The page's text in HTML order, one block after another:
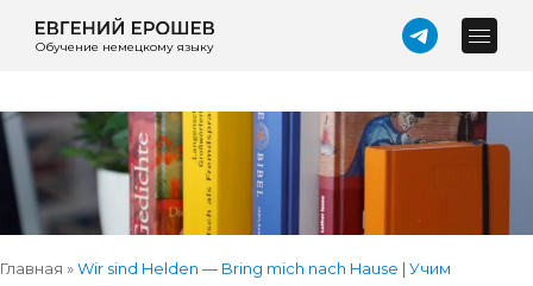
Обучение немецкому языку
Главная »Wir sind Helden — Bring mich nach Hause | Учим